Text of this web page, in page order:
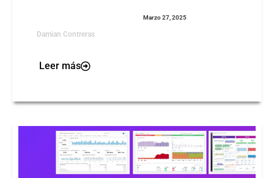
Damian Contreras
Marzo 27, 2025
Leer más